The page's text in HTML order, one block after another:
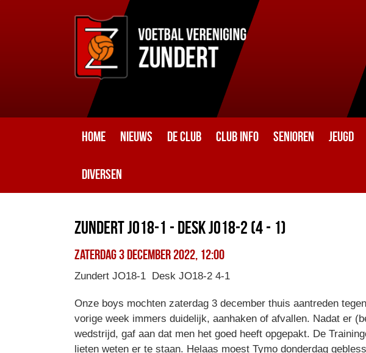
Home Nieuws De club Club info Senioren Jeugd
Diversen
Zundert JO18-1 - DESK JO18-2 (4 - 1)
zaterdag 3 december 2022, 12:00
Zundert JO18-1 Desk JO18-2 4-1
Onze boys mochten zaterdag 3 december thuis aantreden
vorige week immers duidelijk, aanhaken of afvallen. Nadat er
wedstrijd, gaf aan dat men het goed heeft opgepakt. De
lieten weten er te staan. Helaas moest Tymo donderdag